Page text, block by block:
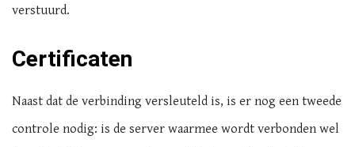
verstuurd.
Certificaten
Naast dat de verbinding versleuteld is, is er nog een tweede
controle nodig: is de server waarmee wordt verbonden wel